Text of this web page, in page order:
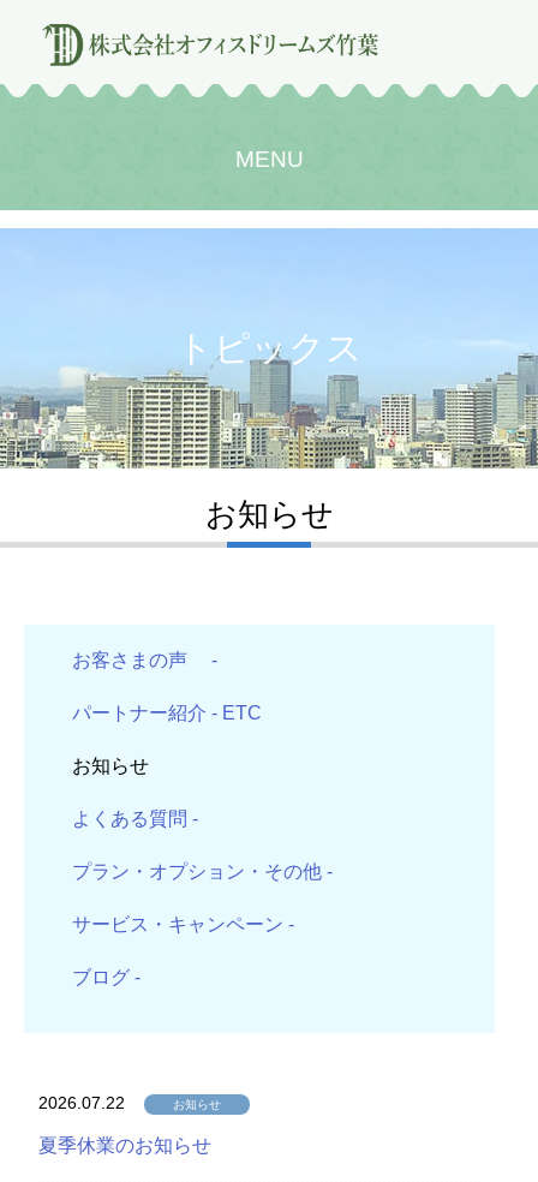
MENU
トピックス
お知らせ
お客さまの声 -
パートナー紹介 - ETC
お知らせ
よくある質問 -
プラン・オプション・その他 -
サービス・キャンペーン -
ブログ -
2026.07.22 お知らせ
夏季休業のお知らせ